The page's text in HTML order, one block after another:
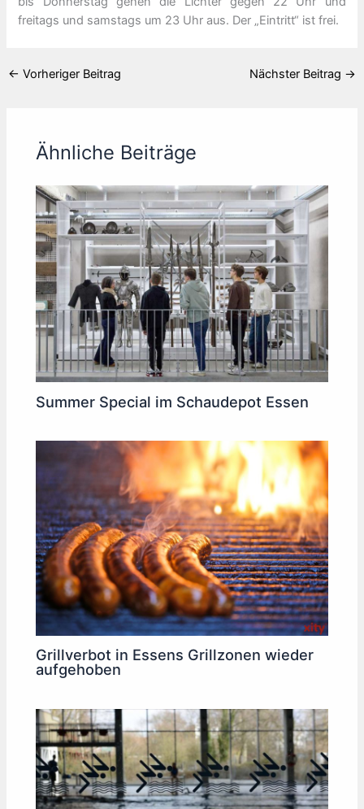
freitags und samstags um 23 Uhr aus. Der „Eintritt“ ist frei.
← Vorheriger Beitrag Nächster Beitrag →
Ähnliche Beiträge
Summer Special im Schaudepot Essen
Grillverbot in Essens Grillzonen wieder
aufgehoben